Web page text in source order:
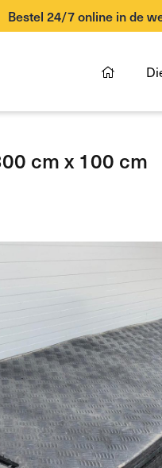
Bestel 24/7 online in de
cm x 100 cm